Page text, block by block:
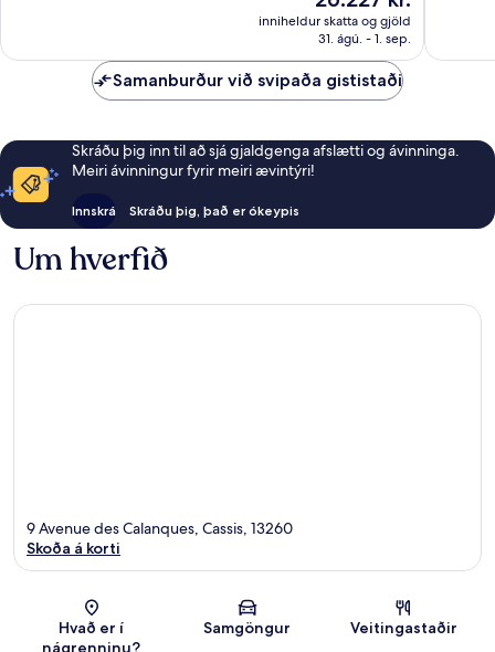
er
26.227 kr.
inniheldur skatta og gjöld
31. ágú. - 1. sep.
Samanburður við svipaða gististaði
Skráðu þig inn til að sjá gjaldgenga afslætti og ávinninga.
Meiri ávinningur fyrir meiri ævintýri!
Innskrá Skráðu þig, það er ókeypis
Um hverfið
Kort
9 Avenue des Calanques, Cassis, 13260
Skoða á korti
Hvað er í
nágrenninu?
Samgöngur Veitingastaðir